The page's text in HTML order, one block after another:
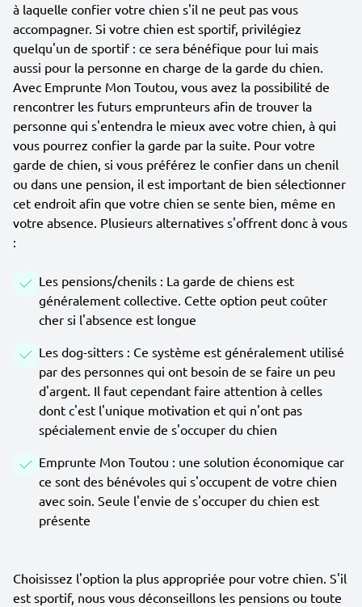
à laquelle confier votre chien s'il ne peut pas vous
accompagner. Si votre chien est sportif, privilégiez
quelqu'un de sportif : ce sera bénéfique pour lui mais
aussi pour la personne en charge de la garde du chien.
Avec Emprunte Mon Toutou, vous avez la possibilité de
rencontrer les futurs emprunteurs afin de trouver la
personne qui s'entendra le mieux avec votre chien, à qui
vous pourrez confier la garde par la suite. Pour votre
garde de chien, si vous préférez le confier dans un chenil
ou dans une pension, il est important de bien sélectionner
cet endroit afin que votre chien se sente bien, même en
votre absence. Plusieurs alternatives s'offrent donc à vous
:
Les pensions/chenils : La garde de chiens est
généralement collective. Cette option peut coûter
cher si l'absence est longue
Les dog-sitters : Ce système est généralement utilisé
par des personnes qui ont besoin de se faire un peu
d'argent. Il faut cependant faire attention à celles
dont c'est l'unique motivation et qui n'ont pas
spécialement envie de s'occuper du chien
Emprunte Mon Toutou : une solution économique car
ce sont des bénévoles qui s'occupent de votre chien
avec soin. Seule l'envie de s'occuper du chien est
présente
Choisissez l'option la plus appropriée pour votre chien. S'il
est sportif, nous vous déconseillons les pensions ou toute